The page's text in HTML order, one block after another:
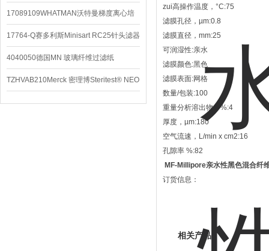
配件
17089109WHATMAN沃特曼梯度离心培
养基
17764-Q赛多利斯Minisart RC25针头滤器
4040050德国MN 玻璃纤维过滤纸
TZHVAB210Merck 密理博Steritest® NEO
设备
zui高操作温度，°C:75
滤膜孔径，µm:0.8
滤膜直径，mm:25
可润湿性:亲水
滤膜颜色:黑色
滤膜表面:网格
数量/包装:100
重量分析溶出物，%:4
厚度，µm:180
空气流速，L/min x cm2:16
孔隙率 %:82
MF-Millipore亲水性黑色混合纤
订货信息：
相关产品